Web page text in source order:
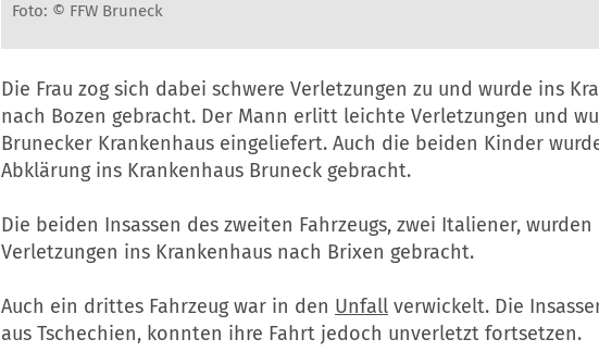
Foto: © FFW Bruneck
Die Frau zog sich dabei schwere Verletzungen zu und wurde ins
nach Bozen gebracht. Der Mann erlitt leichte Verletzungen und
Brunecker Krankenhaus eingeliefert. Auch die beiden Kinder
Abklärung ins Krankenhaus Bruneck gebracht.
Die beiden Insassen des zweiten Fahrzeugs, zwei Italiener,
Verletzungen ins Krankenhaus nach Brixen gebracht.
Auch ein drittes Fahrzeug war in den Unfall verwickelt. Die
aus Tschechien, konnten ihre Fahrt jedoch unverletzt fortsetzen.